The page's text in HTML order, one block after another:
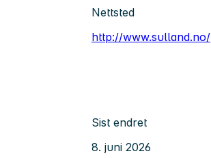
Nettsted
http://www.sulland.no/
Sist endret
8. juni 2026